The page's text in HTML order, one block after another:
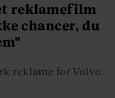
reklamefilm
chancer, du
reklame for Volvo.